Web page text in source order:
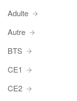
Adulte
Autre
BTS
CE1
CE2